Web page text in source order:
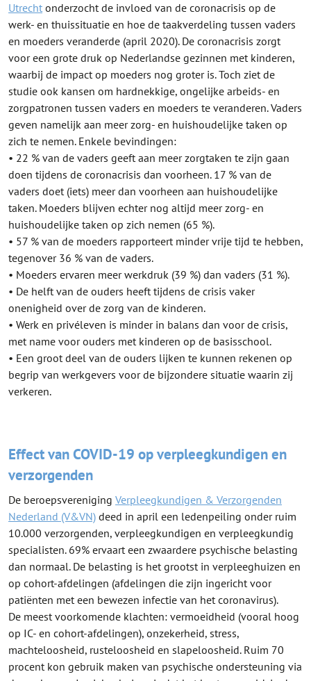
Utrecht onderzocht de invloed van de coronacrisis op de
werk- en thuissituatie en hoe de taakverdeling tussen vaders
en moeders veranderde (april 2020). De coronacrisis zorgt
voor een grote druk op Nederlandse gezinnen met kinderen,
waarbij de impact op moeders nog groter is. Toch ziet de
studie ook kansen om hardnekkige, ongelijke arbeids- en
zorgpatronen tussen vaders en moeders te veranderen. Vaders
geven namelijk aan meer zorg- en huishoudelijke taken op
zich te nemen. Enkele bevindingen:
• 22 % van de vaders geeft aan meer zorgtaken te zijn gaan
doen tijdens de coronacrisis dan voorheen. 17 % van de
vaders doet (iets) meer dan voorheen aan huishoudelijke
taken. Moeders blijven echter nog altijd meer zorg- en
huishoudelijke taken op zich nemen (65 %).
• 57 % van de moeders rapporteert minder vrije tijd te hebben,
tegenover 36 % van de vaders.
• Moeders ervaren meer werkdruk (39 %) dan vaders (31 %).
• De helft van de ouders heeft tijdens de crisis vaker
onenigheid over de zorg van de kinderen.
• Werk en privéleven is minder in balans dan voor de crisis,
met name voor ouders met kinderen op de basisschool.
• Een groot deel van de ouders lijken te kunnen rekenen op
begrip van werkgevers voor de bijzondere situatie waarin zij
verkeren.
Effect van COVID-19 op verpleegkundigen en
verzorgenden
De beroepsvereniging Verpleegkundigen & Verzorgenden
Nederland (V&VN) deed in april een ledenpeiling onder ruim
10.000 verzorgenden, verpleegkundigen en verpleegkundig
specialisten. 69% ervaart een zwaardere psychische belasting
dan normaal. De belasting is het grootst in verpleeghuizen en
op cohort-afdelingen (afdelingen die zijn ingericht voor
patiënten met een bewezen infectie van het coronavirus).
De meest voorkomende klachten: vermoeidheid (vooral hoog
op IC- en cohort-afdelingen), onzekerheid, stress,
machteloosheid, rusteloosheid en slapeloosheid. Ruim 70
procent kon gebruik maken van psychische ondersteuning via